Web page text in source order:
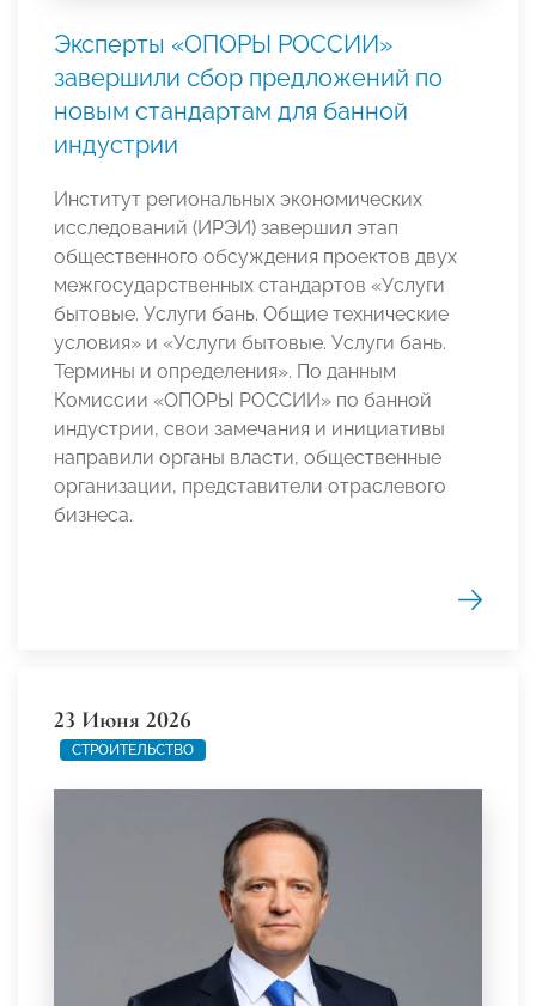
Эксперты «ОПОРЫ РОССИИ»
завершили сбор предложений по
новым стандартам для банной
индустрии
Институт региональных экономических
исследований (ИРЭИ) завершил этап
общественного обсуждения проектов двух
межгосударственных стандартов «Услуги
бытовые. Услуги бань. Общие технические
условия» и «Услуги бытовые. Услуги бань.
Термины и определения». По данным
Комиссии «ОПОРЫ РОССИИ» по банной
индустрии, свои замечания и инициативы
направили органы власти, общественные
организации, представители отраслевого
бизнеса.
23 Июня 2026
СТРОИТЕЛЬСТВО